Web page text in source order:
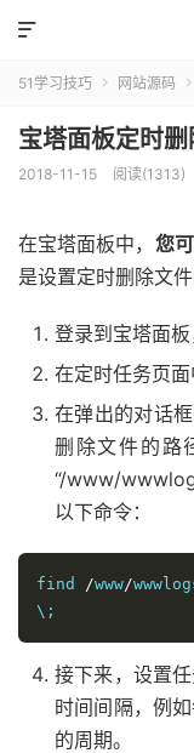

51学习技巧  网站源码 
宝塔面板定时
2018-11-15 阅读(1313)
在宝塔面板中， 您
是设置定时删除文件
登录到宝塔面板
在定时任务页面
在弹出的对话
删除文件的路
“/www/
以下命令：
find /www/
\;
接下来，设置
时间间隔，例
的周期。